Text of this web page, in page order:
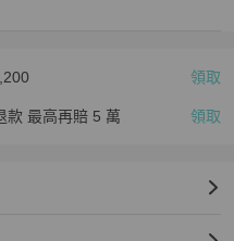
領取
款 最高再賠 5 萬 領取